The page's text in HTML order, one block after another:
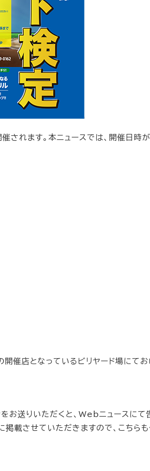
されます。本ニュースでは、開催日時
開催店となっているビリヤード場にて
お送りいただくと、Webニュースにて
掲載させていただきますので、こちら